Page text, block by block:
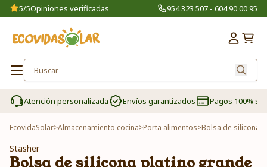
5/5Opiniones verificadas 954 323 507 - 604 90 00 95
Atención personalizada Envíos garantizados Pagos 100%
EcovidaSolar>Almacenamiento cocina>Porta alimentos>Bolsa de silicona
Stasher
Bolsa de silicona platino grande